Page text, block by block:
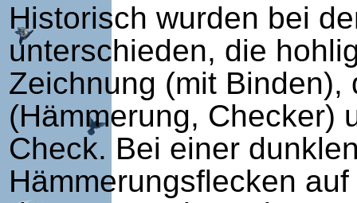
Historisch wurden bei
unterschieden, die
Zeichnung (mit
(Hämmerung, Checker)
Check. Bei einer
Hämmerungsflecken